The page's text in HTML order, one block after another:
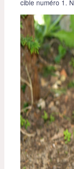
cible numéro 1.